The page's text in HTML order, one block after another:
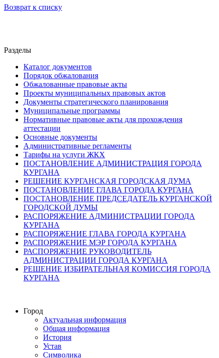
Возврат к списку
Разделы
Каталог документов
Порядок обжалования
Обжалованные правовые акты
Проекты муниципальных правовых актов
Документы стратегического планирования
Муниципальные программы
Нормативные правовые акты для прохождения
аттестации
Основные документы
Административные регламенты
Тарифы на услуги ЖКХ
ПОСТАНОВЛЕНИЕ АДМИНИСТРАЦИЯ ГОРОДА
КУРГАНА
РЕШЕНИЕ КУРГАНСКАЯ ГОРОДСКАЯ ДУМА
ПОСТАНОВЛЕНИЕ ГЛАВА ГОРОДА КУРГАНА
ПОСТАНОВЛЕНИЕ ПРЕДСЕДАТЕЛЬ КУРГАНСКОЙ
ГОРОДСКОЙ ДУМЫ
РАСПОРЯЖЕНИЕ АДМИНИСТРАЦИИ ГОРОДА
КУРГАНА
РАСПОРЯЖЕНИЕ ГЛАВА ГОРОДА КУРГАНА
РАСПОРЯЖЕНИЕ МЭР ГОРОДА КУРГАНА
РАСПОРЯЖЕНИЕ РУКОВОДИТЕЛЬ
АДМИНИСТРАЦИИ ГОРОДА КУРГАНА
РЕШЕНИЕ ИЗБИРАТЕЛЬНАЯ КОМИССИЯ ГОРОДА
КУРГАНА
Город
Актуальная информация
Общая информация
История
Устав
Символика